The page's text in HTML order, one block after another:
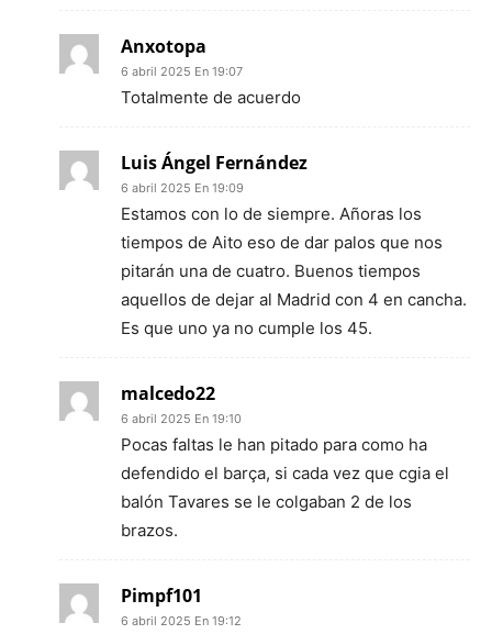
Anxotopa
6 abril 2025 En 19:07
Totalmente de acuerdo
Luis Ángel Fernández
6 abril 2025 En 19:09
Estamos con lo de siempre. Añoras los
tiempos de Aito eso de dar palos que nos
pitarán una de cuatro. Buenos tiempos
aquellos de dejar al Madrid con 4 en cancha.
Es que uno ya no cumple los 45.
malcedo22
6 abril 2025 En 19:10
Pocas faltas le han pitado para como ha
defendido el barça, si cada vez que cgia el
balón Tavares se le colgaban 2 de los
brazos.
Pimpf101
6 abril 2025 En 19:12